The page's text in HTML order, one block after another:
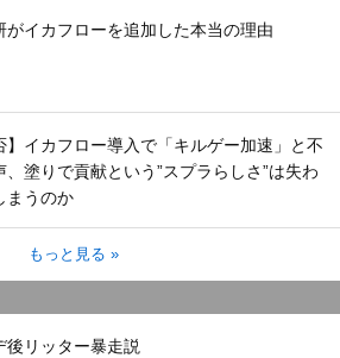
がイカフローを追加した本当の理由
】イカフロー導入で「キルゲー加速」と不
、塗りで貢献という”スプラらしさ”は失わ
まうのか
もっと見る »
後リッター暴走説